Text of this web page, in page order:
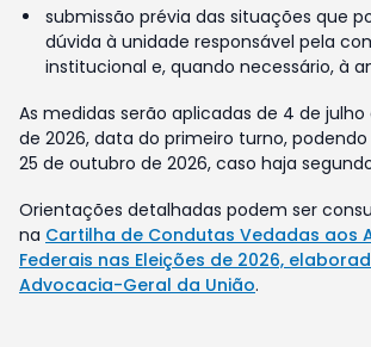
submissão prévia das situações que
dúvida à unidade responsável pela
institucional e, quando necessário, à
As medidas serão aplicadas de 4 de
de 2026, data do primeiro turno,
25 de outubro de 2026, caso haja
Orientações detalhadas podem ser
na Cartilha de Condutas Vedadas aos
Federais nas Eleições de 2026,
Advocacia-Geral da União.